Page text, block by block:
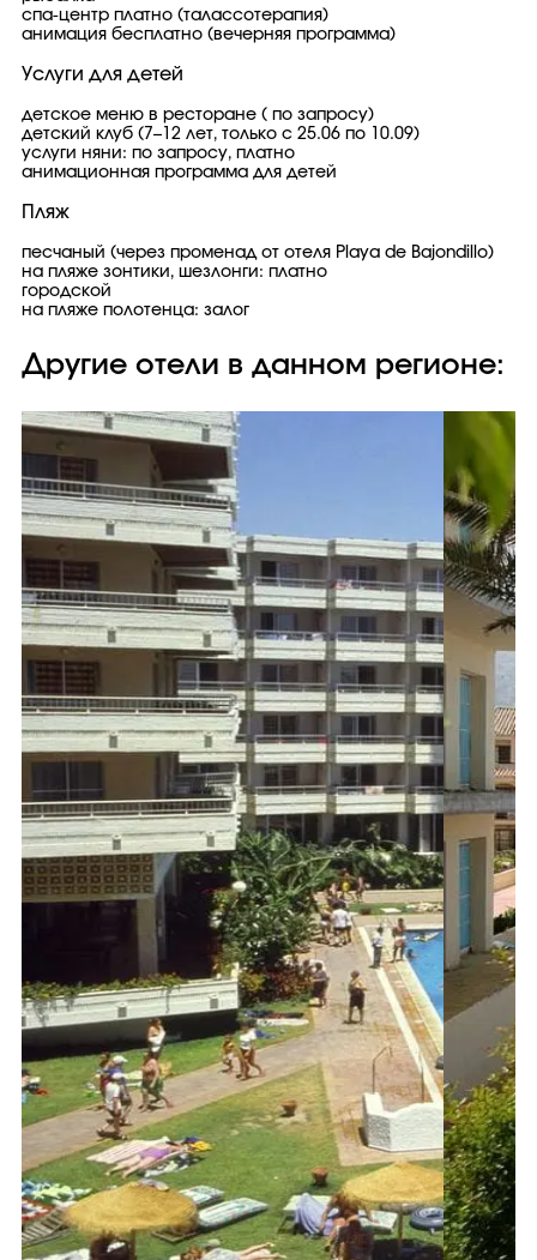
спа-центр платно (талассотерапия)
анимация бесплатно (вечерняя программа)
Услуги для детей
детское меню в ресторане ( по запросу)
детский клуб (7–12 лет, только с 25.06 по 10.09)
услуги няни: по запросу, платно
анимационная программа для детей
Пляж
песчаный (через променад от отеля Playa de Bajondillo)
на пляже зонтики, шезлонги: платно
городской
на пляже полотенца: залог
Другие отели в данном регионе: